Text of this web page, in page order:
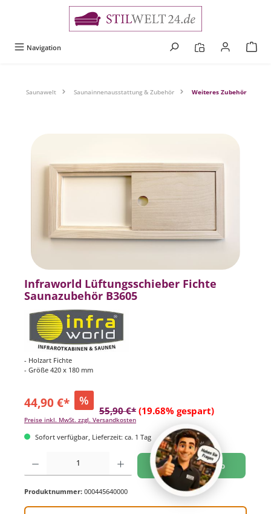
Navigation
Saunawelt Saunainnenausstattung & Zubehör Weiteres Zubehör
Infraworld Lüftungsschieber Fichte
Saunazubehör B3605
- Holzart Fichte
- Größe 420 x 180 mm
44,90 €* %
55,90 €* (19.68% gespart)
Preise inkl. MwSt. zzgl. Versandkosten
Sofort verfügbar, Lieferzeit: ca. 1 Tag
Produkt Anzahl: Gib den gewünschten Wert ein oder benutze die Schaltflächen um
In den Warenkorb
Produktnummer: 000445640000